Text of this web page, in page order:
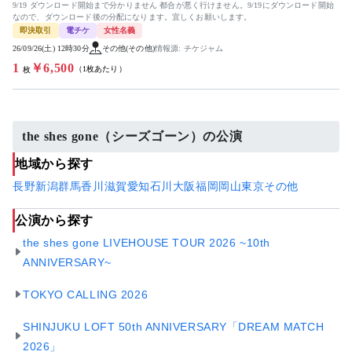
9/19 ダウンロード開始まで分かりません 都合が悪く行けません。9/19にダウンロード開始
なので、ダウンロード後の分配になります。宜しくお願いします。
即決取引
電チケ 女性名義
26/09/26(土) 12時30分 その他(その他)情報源: チケジャム
1 枚￥6,500 （1枚あたり）
the shes gone（シーズゴーン）の公演
地域から探す
長野新潟群馬香川 滋賀愛知石川 大阪福岡 岡山東京その他
公演から探す
the shes gone LIVEHOUSE TOUR 2026 ~10th
ANNIVERSARY~
TOKYO CALLING 2026
SHINJUKU LOFT 50th ANNIVERSARY「DREAM MATCH
2026」